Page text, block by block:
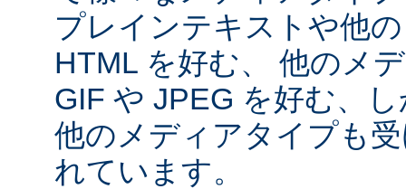
プレインテキストや他
HTML を好む、 他のメ
GIF や JPEG を好む、
他のメディアタイプも
れています。